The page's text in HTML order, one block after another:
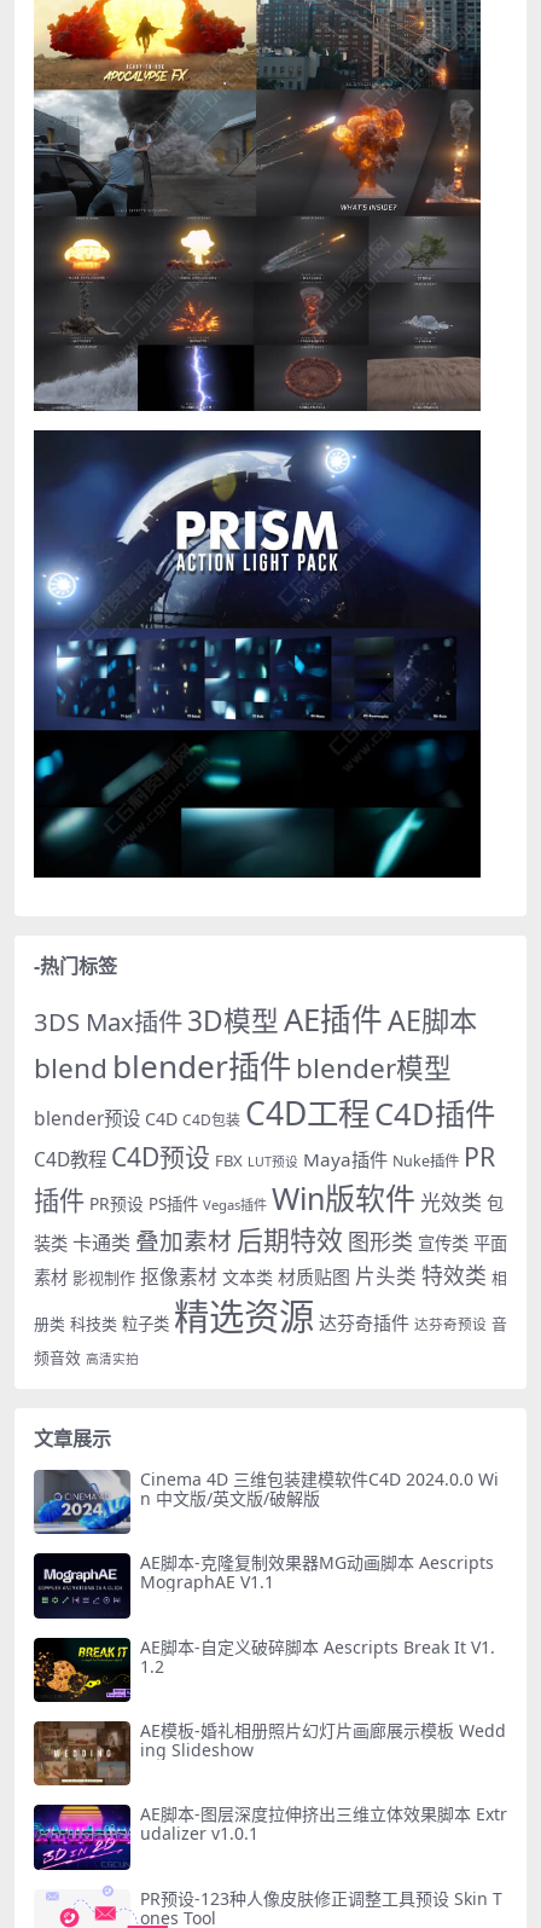
-热门标签
3DS Max插件3D模型AE插件AE脚本
blend blender插件 blender模型
blender预设 C4D C4D包装 C4D工程C4D插件
C4D教程 C4D预设 FBX LUT预设 Maya插件 Nuke插件 PR
插件 PR预设 PS插件 Vegas插件 Win版软件 光效类 包
装类 卡通类 叠加素材 后期特效 图形类 宣传类 平面
素材 影视制作 抠像素材 文本类 材质贴图 片头类 特效类 相
册类 科技类 粒子类 精选资源 达芬奇插件 达芬奇预设 音
频音效 高清实拍
文章展示
Cinema 4D 三维包装建模软件C4D 2024.0.0 Wi
n 中文版/英文版/破解版
AE脚本-克隆复制效果器MG动画脚本 Aescripts
MographAE V1.1
AE脚本-自定义破碎脚本 Aescripts Break It V1.
1.2
AE模板-婚礼相册照片幻灯片画廊展示模板 Wedd
ing Slideshow
AE脚本-图层深度拉伸挤出三维立体效果脚本 Extr
udalizer v1.0.1
PR预设-123种人像皮肤修正调整工具预设 Skin T
ones Tool